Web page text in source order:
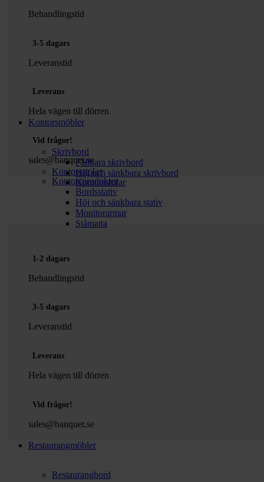
Behandlingstid
3-5 dagars
Leveranstid
Leverans
Hela vägen till dörren
Vid frågor!
sales@banquet.se
Kontorsmöbler
Skrivbord
Fällbara skrivbord
Höj och sänkbara skrivbord
Kontorsstolar
Kontorsstolar
Kontorsprodukter
Bordsstativ
Höj och sänkbara stativ
Monitorarmar
Ståmatta
1-2 dagars
Behandlingstid
3-5 dagars
Leveranstid
Leverans
Hela vägen till dörren
Vid frågor!
sales@banquet.se
Restaurangmöbler
Restaurangbord